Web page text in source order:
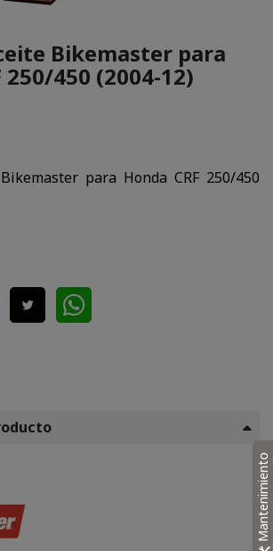
Bikemaster para
250/450 (2004-12)
para Honda CRF 250/450
Mantenimiento